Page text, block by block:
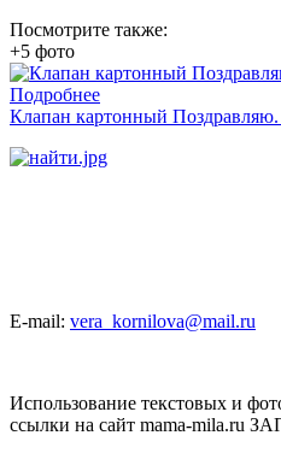
Посмотрите также:
+5 фото
Подробнее
Клапан картонный
E-mail: vera_kornilova@mail.ru
Использование текстовых и
ссылки на сайт mama-mila.ru